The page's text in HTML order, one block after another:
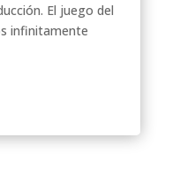
El juego del
infinitamente